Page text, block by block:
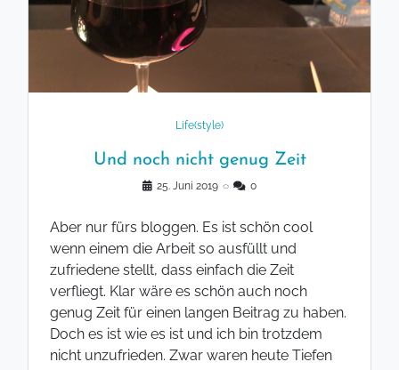
Life(style)
Und noch nicht genug Zeit
25. Juni 2019 ◌ 0
Aber nur fürs bloggen. Es ist schön cool
wenn einem die Arbeit so ausfüllt und
zufriedene stellt, dass einfach die Zeit
verfliegt. Klar wäre es schön auch noch
genug Zeit für einen langen Beitrag zu haben.
Doch es ist wie es ist und ich bin trotzdem
nicht unzufrieden. Zwar waren heute Tiefen